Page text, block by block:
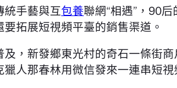
統手藝與互包養聯網“相遇”，90
拓展短視頻平臺的銷售渠道。
，新發鄉東光村的奇石一條街
人那春林用微信發來一連串短